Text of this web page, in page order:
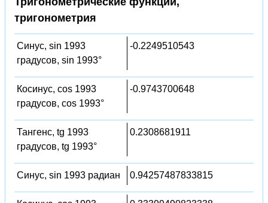
тригонометрия
Синус, sin 1993
градусов, sin 1993°
-0.2249510543
Косинус, cos 1993
градусов, cos 1993°
-0.9743700648
Тангенс, tg 1993
градусов, tg 1993°
0.2308681911
Синус, sin 1993 радиан 0.94257487833815